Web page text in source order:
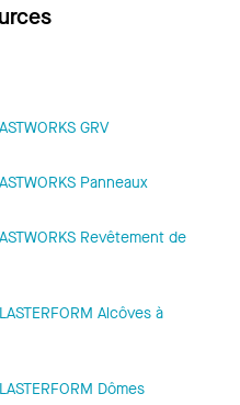
GRV
Panneaux
Revêtement de
Alcôves à
Dômes